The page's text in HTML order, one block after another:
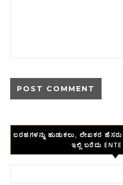
ಬರಹಗಳನ್ನು ಹುಡುಕಲು, ಲೇಖಕರ
ಇಲ್ಲಿ ಬರೆದು